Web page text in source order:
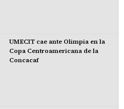
UMECIT cae ante Olimpia en la
Copa Centroamericana de la
Concacaf